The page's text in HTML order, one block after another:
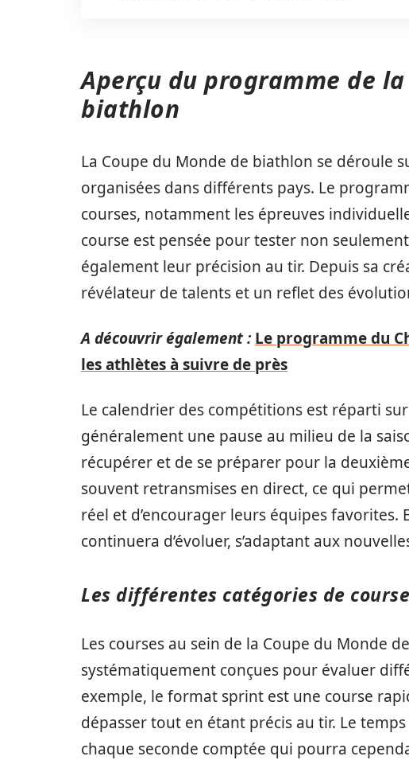
Aperçu du programme de
biathlon
La Coupe du Monde de biathlon se déroule
organisées dans différents pays. Le
courses, notamment les épreuves
course est pensée pour tester non
également leur précision au tir. Depuis sa
révélateur de talents et un reflet des
A découvrir également : Le programme du
les athlètes à suivre de près
Le calendrier des compétitions est réparti
généralement une pause au milieu de la
récupérer et de se préparer pour la
souvent retransmises en direct, ce qui
réel et d’encourager leurs équipes
continuera d’évoluer, s’adaptant aux
Les différentes catégories de
Les courses au sein de la Coupe du Monde
systématiquement conçues pour évaluer
exemple, le format sprint est une course
dépasser tout en étant précis au tir. Le
chaque seconde comptée qui pourra